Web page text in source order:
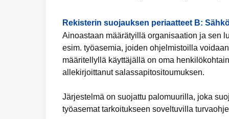
Rekisterin suojauksen periaatteet B:
Ainoastaan määrätyillä organisaation ja sen
esim. työasemia, joiden ohjelmistoilla
määritellyllä käyttäjällä on oma
allekirjoittanut salassapitositoumuksen.
Järjestelmä on suojattu palomuurilla, joka
työasemat tarkoitukseen soveltuvilla